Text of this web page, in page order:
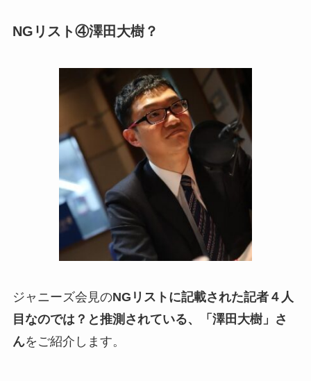
NGリスト④澤田大樹？
ジャニーズ会見のNGリストに記載された記者４人
目なのでは？と推測されている、「澤田大樹」さ
んをご紹介します。